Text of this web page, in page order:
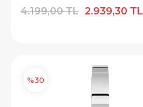
2.939,30 TL
4.199,00 TL
%30